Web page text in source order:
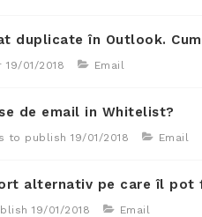
duplicate în Outlook.
19/01/2018 Email
de email in Whitelist?
to publish 19/01/2018 Email
alternativ pe care îl
19/01/2018 Email